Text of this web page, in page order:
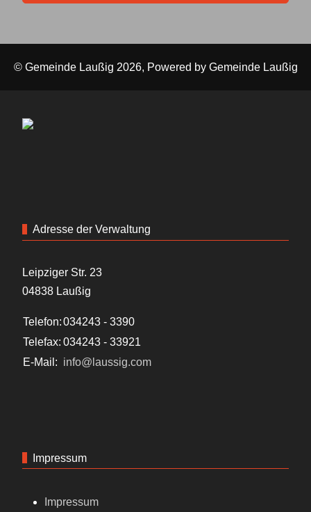
© Gemeinde Laußig 2026, Powered by Gemeinde Laußig
Adresse der Verwaltung
Leipziger Str. 23
04838 Laußig
Telefon:034243 - 3390
Telefax: 034243 - 33921
E-Mail: info@laussig.com
Impressum
Impressum